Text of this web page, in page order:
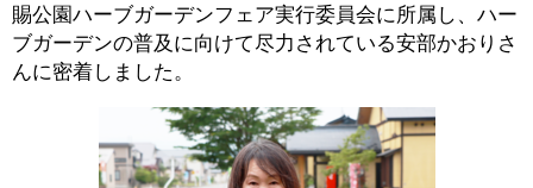
賜公園ハーブガーデンフェア実行委員会に所属し、ハー
ブガーデンの普及に向けて尽力されている安部かおりさ
んに密着しました。